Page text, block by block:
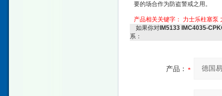
要的场合作为防盗警戒之用。
产品相关关键字： 力士乐柱塞泵
如果你对 IM5133 IMC4035-
系：
产品：